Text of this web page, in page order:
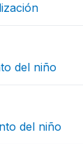
del niño
del niño